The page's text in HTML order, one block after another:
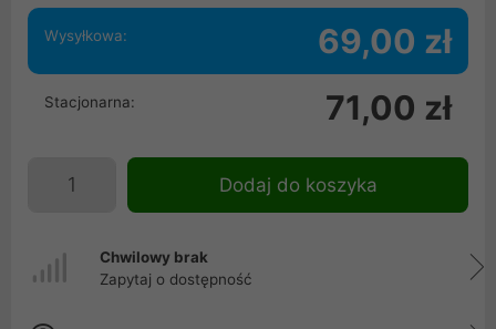
Wysyłkowa: 69,00 zł
Stacjonarna: 71,00 zł
Dodaj do koszyka
Chwilowy brak
Zapytaj o dostępność